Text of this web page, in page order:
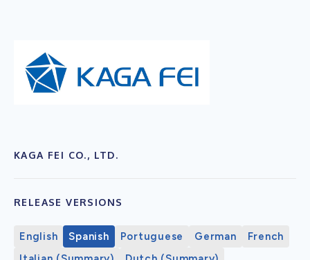
KAGA FEI CO., LTD.
RELEASE VERSIONS
English Spanish Portuguese German
French